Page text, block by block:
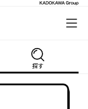
探す